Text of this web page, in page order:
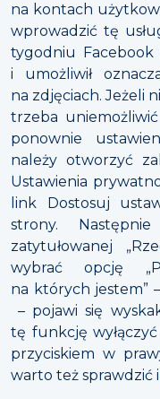
na kontach
wprowadzić tę
tygodniu Facebook
i umożliwił
na zdjęciach. Jeżeli
trzeba
ponownie
należy otworzyć
Ustawienia
link Dostosuj
strony.
zatytułowanej
wybrać opcję
na których jestem”
– pojawi się
tę funkcję
przyciskiem w
warto też sprawdzić